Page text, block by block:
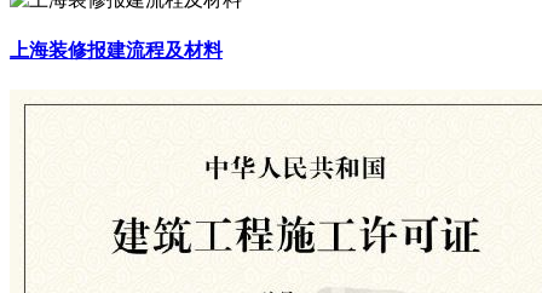
上海装修报建流程及材料